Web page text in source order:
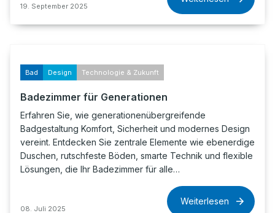
19. September 2025
Bad Design Technologie & Zukunft
Badezimmer für Generationen
Erfahren Sie, wie generationenübergreifende
Badgestaltung Komfort, Sicherheit und modernes Design
vereint. Entdecken Sie zentrale Elemente wie ebenerdige
Duschen, rutschfeste Böden, smarte Technik und flexible
Lösungen, die Ihr Badezimmer für alle…
08. Juli 2025
Weiterlesen